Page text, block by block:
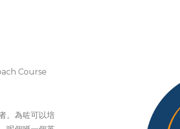
Course
。為咗可以培